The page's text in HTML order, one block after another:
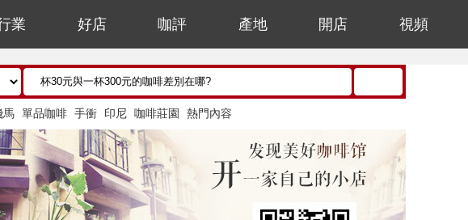
業 好店 咖評 產地 開店 視頻
馬 單品咖啡 手衝 印尼 咖啡莊園 熱門內容